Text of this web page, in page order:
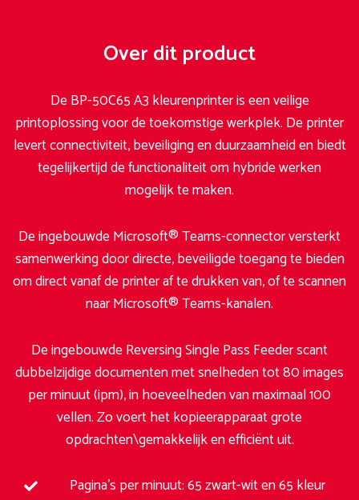
Over dit product
De BP-50C65 A3 kleurenprinter is een veilige
printoplossing voor de toekomstige werkplek. De printer
levert connectiviteit, beveiliging en duurzaamheid en biedt
tegelijkertijd de functionaliteit om hybride werken
mogelijk te maken.
De ingebouwde Microsoft® Teams-connector versterkt
samenwerking door directe, beveiligde toegang te bieden
om direct vanaf de printer af te drukken van, of te scannen
naar Microsoft® Teams-kanalen.
De ingebouwde Reversing Single Pass Feeder scant
dubbelzijdige documenten met snelheden tot 80 images
per minuut (ipm), in hoeveelheden van maximaal 100
vellen. Zo voert het kopieerapparaat grote
opdrachten\gemakkelijk en efficiënt uit.
Pagina’s per minuut: 65 zwart-wit en 65 kleur